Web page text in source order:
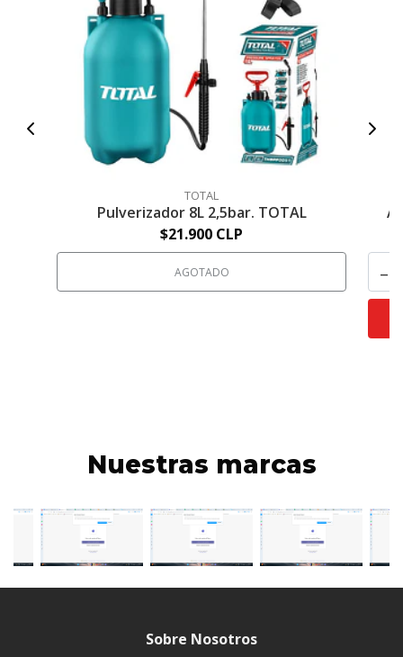
TOTAL
Pulverizador 8L 2,5bar. TOTAL
$21.900 CLP
AGOTADO -
Nuestras marcas
Sobre Nosotros